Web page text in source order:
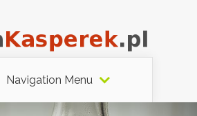
Navigation Menu